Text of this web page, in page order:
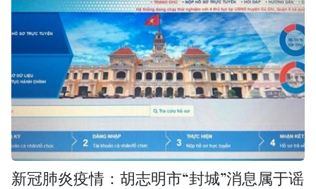
新冠肺炎疫情：胡志明市“封城”消息属于谣